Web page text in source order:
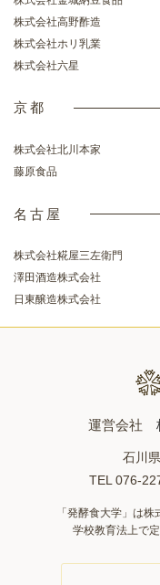
株式会社高野酢造
株式会社ホリ乳業
株式会社六星
京都
株式会社北川本家
藤原食品
名古屋
株式会社糀屋三左衛門
澤田酒造株式会社
日東醸造株式会社
運営会社
石川
TEL 076-
「発酵食大学」は
学校教育法上で